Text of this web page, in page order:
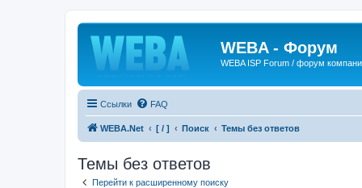
WEBA - Форум
WEBA ISP Forum / форум
Ссылки FAQ
WEBA.Net [ / ] Поиск Темы без ответов
Темы без ответов
Перейти к расширенному поиску